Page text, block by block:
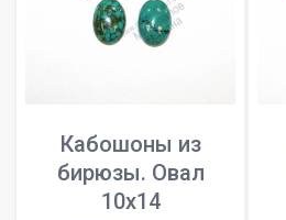
Кабошоны из
бирюзы. Овал
10x14